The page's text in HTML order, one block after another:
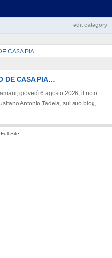
edit category
CASA PIA…
DE CASA PIA…
giovedì 6 agosto 2026, il noto
Antonio Tadeia, sul suo blog,
Site